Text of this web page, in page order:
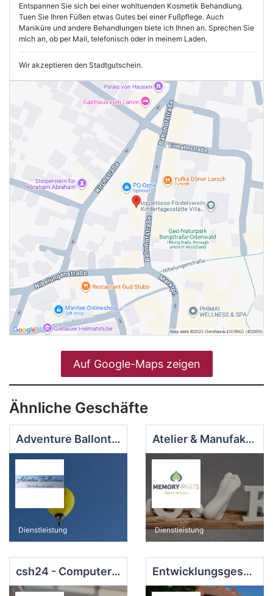
Entspannen Sie sich bei einer wohltuenden Kosmetik Behandlung.
Tuen Sie Ihren Füßen etwas Gutes bei einer Fußpflege. Auch
Maniküre und andere Behandlungen biete ich Ihnen an. Sprechen Sie
mich an, ob per Mail, telefonisch oder in meinem Laden.
Wir akzeptieren den Stadtgutschein.
Auf Google-Maps zeigen
Ähnliche Geschäfte
Adventure Ballonteam
Dienstleistung
Atelier & Manufaktur Memory-pArts
Dienstleistung
csh24 - Computer Service Held Entwicklungsgesellschaft Lorsch mbH